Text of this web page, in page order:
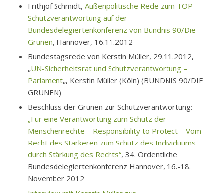
Frithjof Schmidt, Außenpolitische Rede zum TOP
Schutzverantwortung auf der
Bundesdelegiertenkonferenz von Bündnis 90/Die
Grünen, Hannover, 16.11.2012
Bundestagsrede von Kerstin Müller, 29.11.2012,
„UN-Sicherheitsrat und Schutzverantwortung –
Parlament„, Kerstin Müller (Köln) (BÜNDNIS 90/DIE
GRÜNEN)
Beschluss der Grünen zur Schutzverantwortung:
„Für eine Verantwortung zum Schutz der
Menschenrechte – Responsibility to Protect – Vom
Recht des Stärkeren zum Schutz des Individuums
durch Stärkung des Rechts“, 34. Ordentliche
Bundesdelegiertenkonferenz Hannover, 16.-18.
November 2012